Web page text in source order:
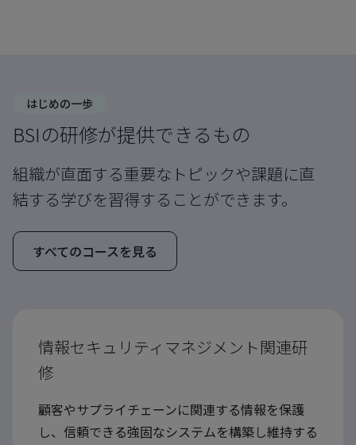
はじめの一歩
BSIの研修が提供できるもの
組織が直面する重要なトピックや課題に直
結する学びを習得することができます。
すべてのコースを見る
情報セキュリティマネジメント関連研
修
顧客やサプライチェーンに関連する情報を保護
し、信頼できる強固なシステムを構築し維持する